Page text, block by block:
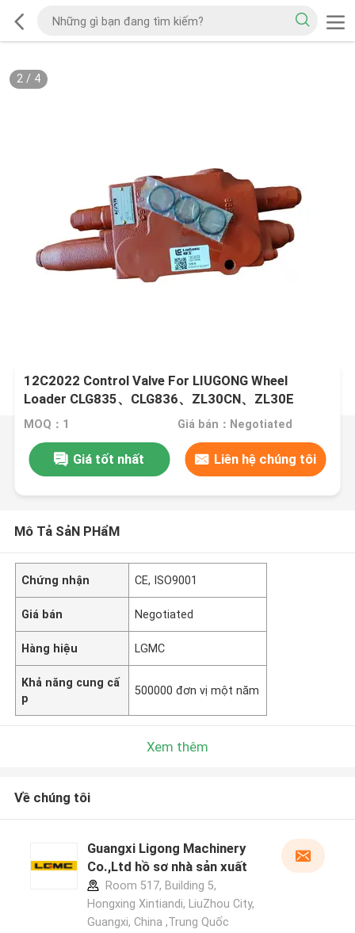
2/ 4
12C2022 Control Valve For LIUGONG Wheel
Loader CLG835、CLG836、ZL30CN、ZL30E
CLG842、ZL40B CLG850H、CLG855H
MOQ：1 Giá bán：Negotiated
Giá tốt nhất Liên hệ chúng tôi
Mô Tả SảN PHẩM
Chứng nhận CE, ISO9001
Giá bán Negotiated
Hàng hiệu LGMC
Khả năng cung cấ
p
500000 đơn vị một năm
Xem thêm
Về chúng tôi
Guangxi Ligong Machinery
Co.,Ltd hồ sơ nhà sản xuất
Room 517, Building 5,
Hongxing Xintiandi, LiuZhou City,
Guangxi, China ,Trung Quốc